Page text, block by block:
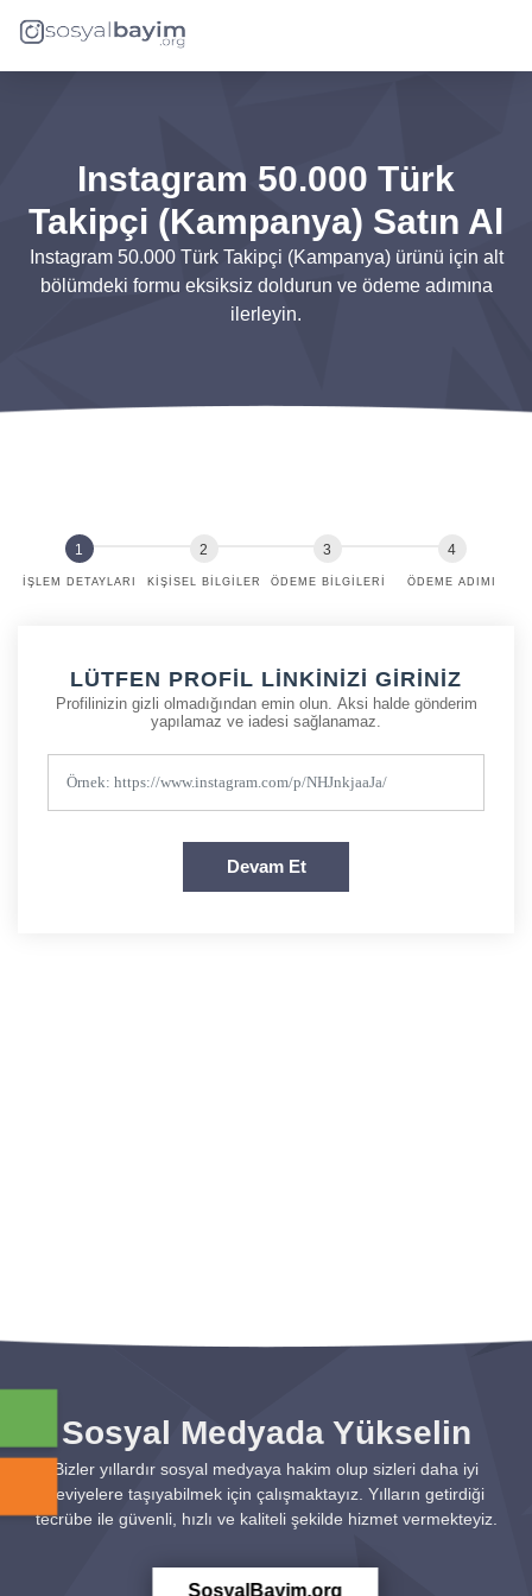
Instagram 50.000 Türk
Takipçi (Kampanya) Satın Al
Instagram 50.000 Türk Takipçi (Kampanya) ürünü için alt
bölümdeki formu eksiksiz doldurun ve ödeme adımına
ilerleyin.
İŞLEM DETAYLARI KIŞISEL BILGILER ÖDEME BILGILERI ÖDEME ADIMI
LÜTFEN PROFIL LINKINIZI GIRINIZ
Profilinizin gizli olmadığından emin olun. Aksi halde gönderim
yapılamaz ve iadesi sağlanamaz.
Devam Et
Sosyal Medyada Yükselin
Bizler yıllardır sosyal medyaya hakim olup sizleri daha iyi
seviyelere taşıyabilmek için çalışmaktayız. Yılların getirdiği
tecrübe ile güvenli, hızlı ve kaliteli şekilde hizmet vermekteyiz.
SosyalBayim.org